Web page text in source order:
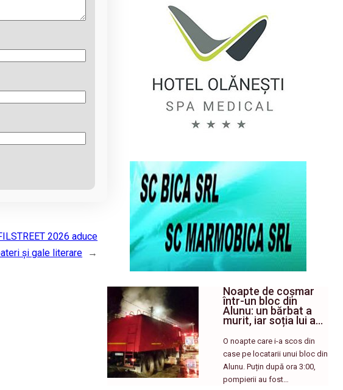
2026 aduce
și gale literare
→
Noapte de coșmar
într-un bloc din
Alunu: un bărbat a
murit, iar soția lui a…
O noapte care i-a scos din
case pe locatarii unui bloc din
Alunu. Puțin după ora 3:00,
pompierii au fost…